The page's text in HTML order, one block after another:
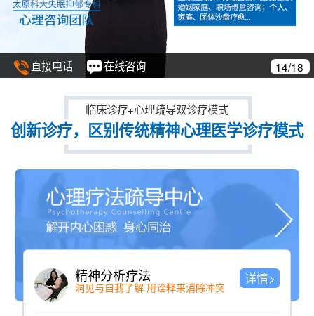
直接电话 在线咨询 14/18
临床诊疗+心理疏导双诊疗模式
创新诊疗，区别传统精神心理医学诊疗模式
精神分析疗法
洞见与自我了解 用诠释来消除冲突
详情>